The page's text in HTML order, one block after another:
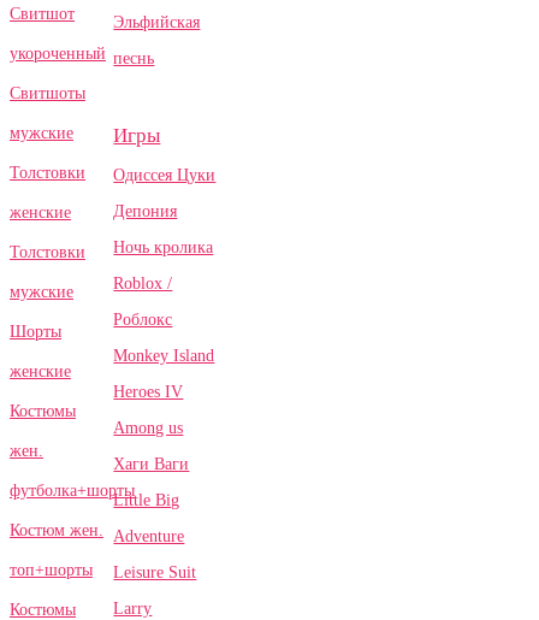
Свитшот
укороченный
Свитшоты
мужские
Толстовки
женские
Толстовки
мужские
Шорты
женские
Костюмы
жен.
футболка+шорты
Костюм жен.
топ+шорты
Костюмы
Эльфийская
песнь
Игры
Одиссея Цуки
Депония
Ночь кролика
Roblox /
Роблокс
Monkey Island
Heroes IV
Among us
Хаги Ваги
Little Big
Adventure
Leisure Suit
Larry